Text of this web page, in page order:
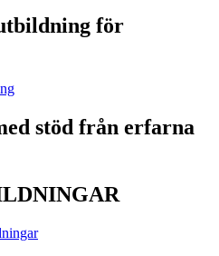
för
stöd från erfarna